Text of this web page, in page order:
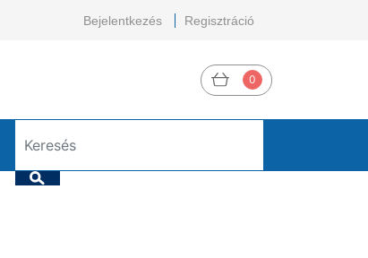
Bejelentkezés Regisztráció
0